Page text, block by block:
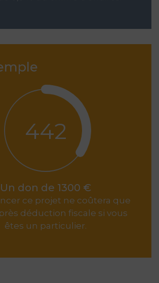
442
Un don de 1300 €
ce projet ne coûtera que
déduction fiscale si vous
êtes un particulier.